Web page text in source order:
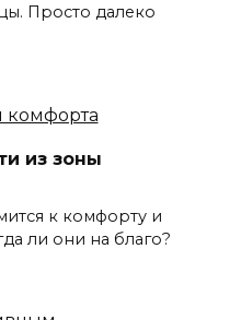
Просто далеко
из зоны
к комфорту и
ли они на благо?